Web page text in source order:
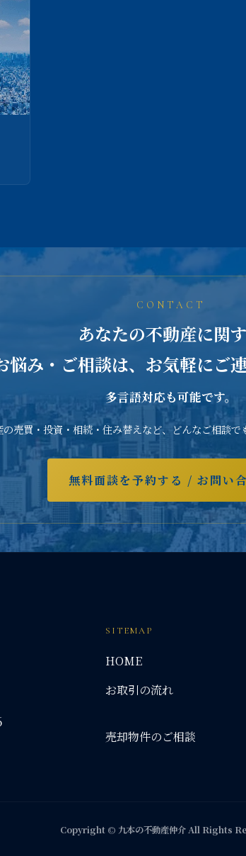
CONTACT
あなたの不動産に関
悩み・ご相談は、お気軽にご
多言語対応も可能です。
の売買・投資・相続・住み替えなど、どんなご相談で
無料面談を予約する / お問い
SITEMAP
HOME
お取引の流れ
売却物件のご相談
Copyright © 九本の不動産仲介 All Rights